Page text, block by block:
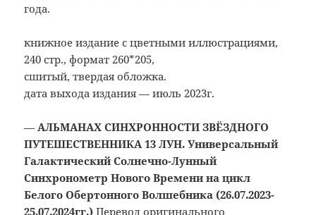
года.
книжное издание с цветными иллюстрациями,
240 стр., формат 260*205,
сшитый, твердая обложка.
дата выхода издания — июль 2023г.
—АЛЬМАНАХ СИНХРОННОСТИ ЗВЁЗДНОГО
ПУТЕШЕСТВЕННИКА 13 ЛУН. Универсальный
Галактический Солнечно-Лунный
Синхронометр Нового Времени на цикл
Белого Обертонного Волшебника (26.07.2023-
25.07.2024гг.) Перевод оригинального